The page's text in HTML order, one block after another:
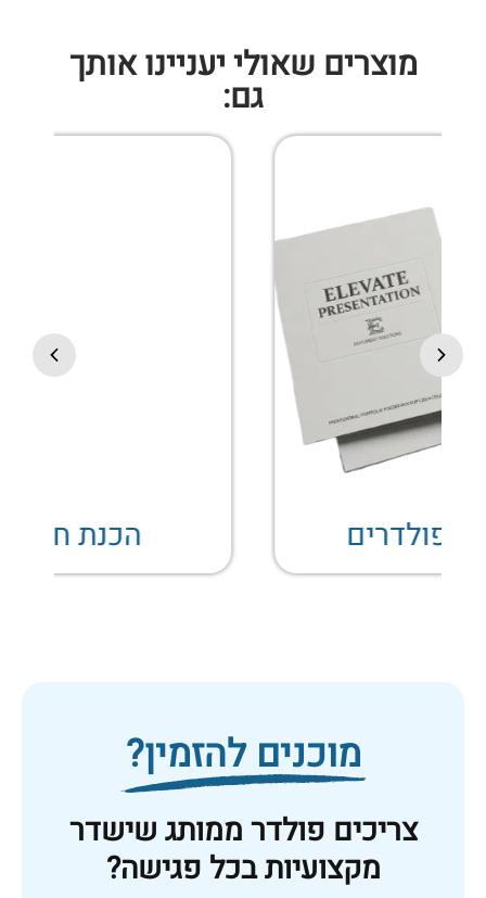
מוצרים שאולי יעניינו אותך
גם:
מוכנים להזמין?
צריכים פולדר ממותג שישדר
מקצועיות בכל פגישה?